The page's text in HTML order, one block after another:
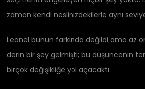
zaman kendi neslinizdekilerle aynı
Leonel bunun farkında değildi ama az
derin bir şey gelmişti; bu düşüncenin
birçok değişikliğe yol açacaktı.